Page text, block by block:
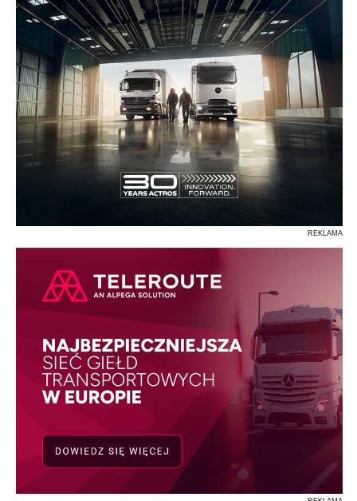
REKLAMA